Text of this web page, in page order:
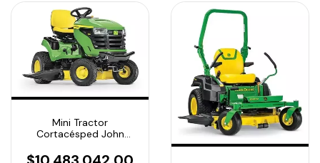
Mini Tractor
Cortacésped John